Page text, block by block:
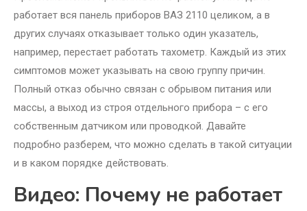
работает вся панель приборов ВАЗ 2110 целиком, а в
других случаях отказывает только один указатель,
например, перестает работать тахометр. Каждый из этих
симптомов может указывать на свою группу причин.
Полный отказ обычно связан с обрывом питания или
массы, а выход из строя отдельного прибора – с его
собственным датчиком или проводкой. Давайте
подробно разберем, что можно сделать в такой ситуации
и в каком порядке действовать.
Видео: Почему не работает